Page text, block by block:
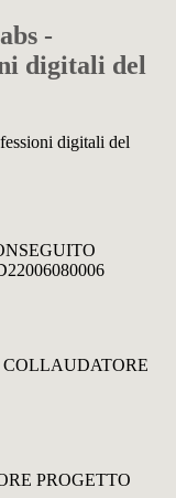
-
digitali del
digitali del
PROGETTO